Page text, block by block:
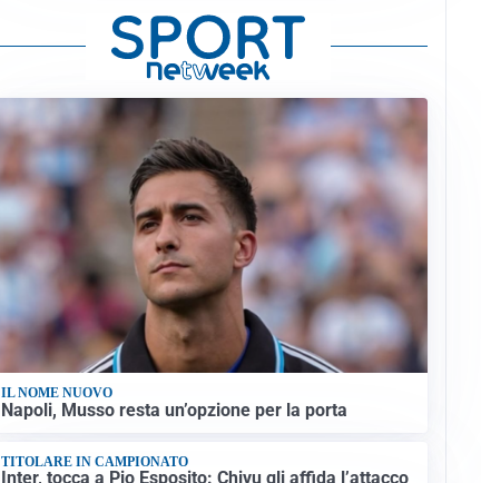
IL NOME NUOVO
Napoli, Musso resta un’opzione per la porta
TITOLARE IN CAMPIONATO
Inter, tocca a Pio Esposito: Chivu gli affida l’attacco